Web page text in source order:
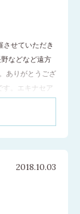
させていただき
などなど遠方
ありがとうござ
す。エキナセア
方も根っこを
2018.10.03